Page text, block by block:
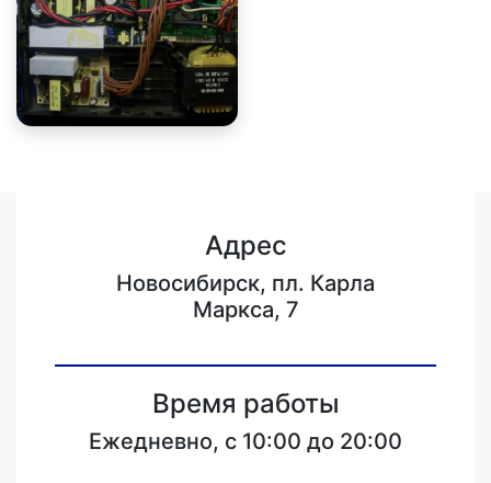
Адрес
Новосибирск, пл. Карла
Маркса, 7
Время работы
Ежедневно, с 10:00 до 20:00